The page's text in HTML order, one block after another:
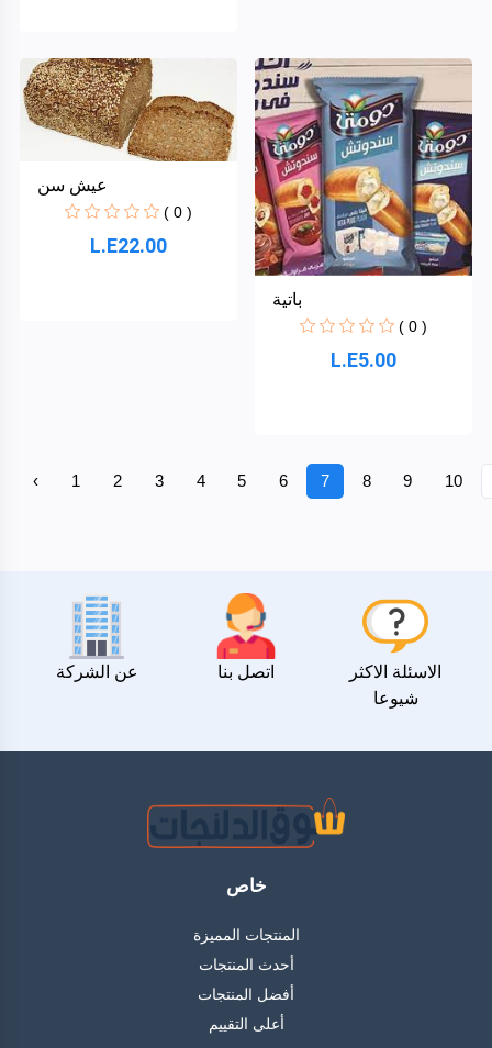
عيش سن
( 0 )
L.E22.00
باتية
( 0 )
L.E5.00
‹ 1 2 3 4 5 6 7 8 9 10
عن الشركة اتصل بنا
الاسئلة الاكثر
شيوعا
خاص
المنتجات المميزة
أحدث المنتجات
أفضل المنتجات
أعلى التقييم